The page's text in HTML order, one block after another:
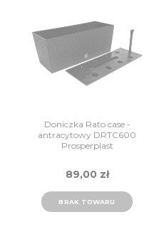
Doniczka Rato case -
antracytowy DRTC600
Prosperplast
89,00 zł
BRAK TOWARU